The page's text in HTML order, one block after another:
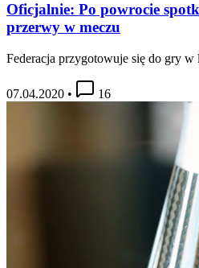
Oficjalnie: Po powrocie
przerwy w meczu
Federacja przygotowuje się do gry w
07.04.2020 • 16